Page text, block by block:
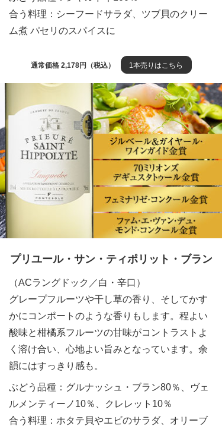
合う料理：シーフードサラダ、ツブ貝のクリー
ム煮 パセリのスパイスに
通常価格 2,178円（税込） 1本売りはこちら
プリユール・サン・ティポリット・ブラン
（ACラングドック／白・辛口）
グレープフルーツや干し草の香り、そしてかす
かにコンポートのような香りもします。程よい
酸味と柑橘系フルーツの甘味がコントラストよ
く溶け合い、心地よい旨みとなっています。余
韻にはすっきり感も。
ぶどう品種：グルナッシュ・ブラン80％、ヴェ
ルメンティーノ10％、クレレット10％
合う料理：ホタテ貝やエビのサラダ、オリーブ